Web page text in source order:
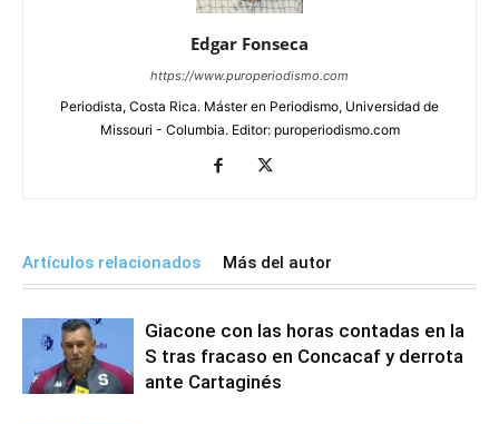
Edgar Fonseca
https://www.puroperiodismo.com
Periodista, Costa Rica. Máster en Periodismo, Universidad de
Missouri - Columbia. Editor: puroperiodismo.com
Artículos relacionados Más del autor
Giacone con las horas contadas en la
S tras fracaso en Concacaf y derrota
ante Cartaginés